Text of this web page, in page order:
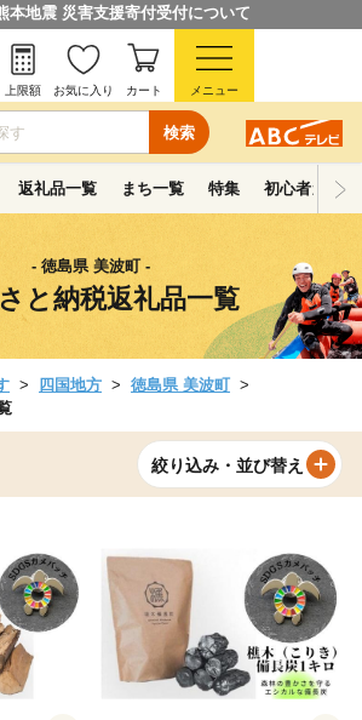
本地震 災害支援寄付受付について
検索
上限額 お気に入り カート メニュー
返礼品一覧 まち一覧 特集 初心者ガイド
- 徳島県 美波町 -
と納税返礼品一覧
四国地方
徳島県 美波町
絞り込み・並び替え